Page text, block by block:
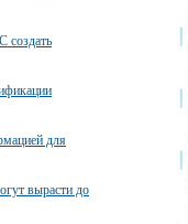
создать
для
вырасти до